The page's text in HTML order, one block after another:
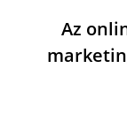
Az